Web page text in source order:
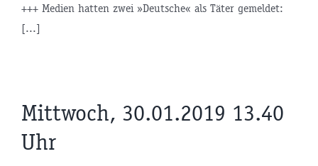
+++ Medien hatten zwei »Deutsche« als Täter gemeldet:
[...]
Mittwoch, 30.01.2019 13.40
Uhr